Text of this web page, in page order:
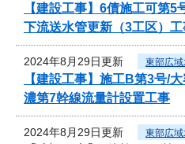
【建設工事】6債施工可第
下流送水管更新（3工区）工
2024年8月29日更新 東部広
【建設工事】施工B第3号/
濃第7幹線流量計設置工事
2024年8月29日更新 東部広